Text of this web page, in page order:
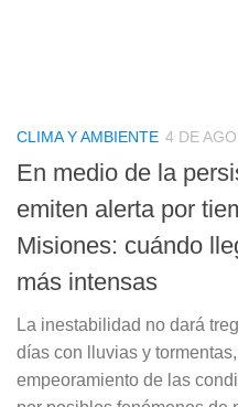
CLIMA Y AMBIENTE 4 DE
En medio de la
emiten alerta por
Misiones: cuándo
más intensas
La inestabilidad no dará
días con lluvias y
empeoramiento de las